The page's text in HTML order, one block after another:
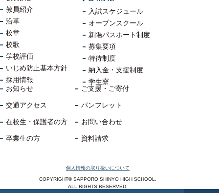
教員紹介
沿革
校章
校歌
学校評価
いじめ防止基本方針
採用情報
入試スケジュール
オープンスクール
新陽パスポート制度
募集要項
特待制度
納入金・支援制度
学生寮
お知らせ
交通アクセス
在校生・保護者の方
卒業生の方
ご支援・ご寄付
パンフレット
お問い合わせ
資料請求
個人情報の取り扱いについて
COPYRIGHT© SAPPORO SHINYO HIGH SCHOOL.
ALL RIGHTS RESERVED.